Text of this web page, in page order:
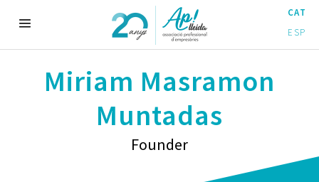
CAT
ESP
Miriam Masramon
Muntadas
Founder